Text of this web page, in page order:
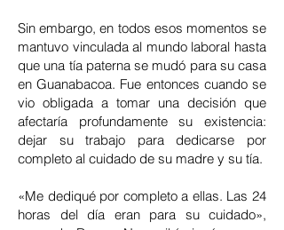
Sin embargo, en todos esos momentos se
mantuvo vinculada al mundo laboral hasta
que una tía paterna se mudó para su casa
en Guanabacoa. Fue entonces cuando se
vio obligada a tomar una decisión que
afectaría profundamente su existencia:
dejar su trabajo para dedicarse por
completo al cuidado de su madre y su tía.
«Me dediqué por completo a ellas. Las 24
horas del día eran para su cuidado»,